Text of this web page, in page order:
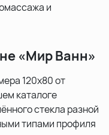
и
«Мир Ванн»
120x80 от
каталоге
стекла разной
типами профиля